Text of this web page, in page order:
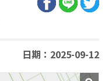
日期：2025-09-12